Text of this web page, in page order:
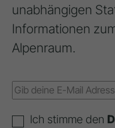
unabhängigen
Informationen
Alpenraum.
Ich stimme den